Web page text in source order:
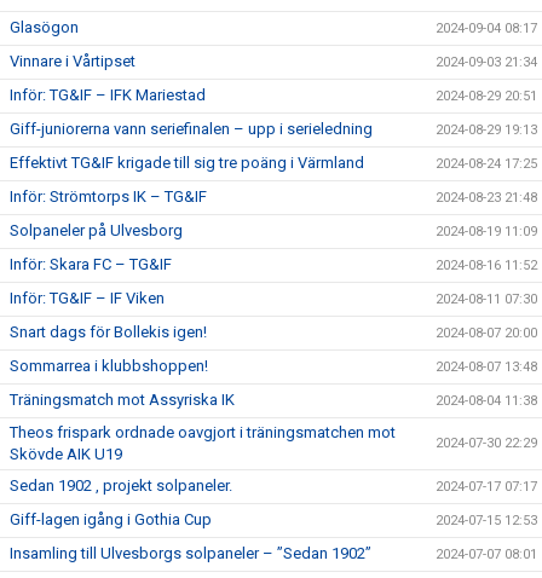
Glasögon 2024-09-04 08:17
Vinnare i Vårtipset 2024-09-03 21:34
Inför: TG&IF – IFK Mariestad 2024-08-29 20:51
Giff-juniorerna vann seriefinalen – upp i serieledning 2024-08-29 19:13
Effektivt TG&IF krigade till sig tre poäng i Värmland 2024-08-24 17:25
Inför: Strömtorps IK – TG&IF 2024-08-23 21:48
Solpaneler på Ulvesborg 2024-08-19 11:09
Inför: Skara FC – TG&IF 2024-08-16 11:52
Inför: TG&IF – IF Viken 2024-08-11 07:30
Snart dags för Bollekis igen! 2024-08-07 20:00
Sommarrea i klubbshoppen! 2024-08-07 13:48
Träningsmatch mot Assyriska IK 2024-08-04 11:38
Theos frispark ordnade oavgjort i träningsmatchen mot
Skövde AIK U19
2024-07-30 22:29
Sedan 1902 , projekt solpaneler. 2024-07-17 07:17
Giff-lagen igång i Gothia Cup 2024-07-15 12:53
Insamling till Ulvesborgs solpaneler – ”Sedan 1902” 2024-07-07 08:01